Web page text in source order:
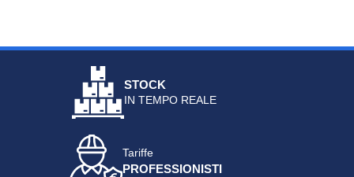
STOCK
IN TEMPO REALE
Tariffe
PROFESSIONISTI